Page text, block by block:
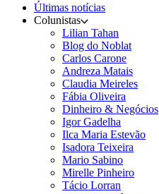
Últimas notícias
Colunistas
Lilian Tahan
Blog do Noblat
Carlos Carone
Andreza Matais
Claudia Meireles
Fábia Oliveira
Dinheiro & Negócios
Igor Gadelha
Ilca Maria Estevão
Isadora Teixeira
Mario Sabino
Mirelle Pinheiro
Tácio Lorran